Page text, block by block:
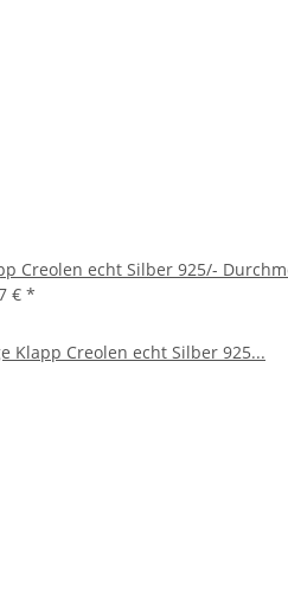
Creolen echt Silber 925/-
€ *